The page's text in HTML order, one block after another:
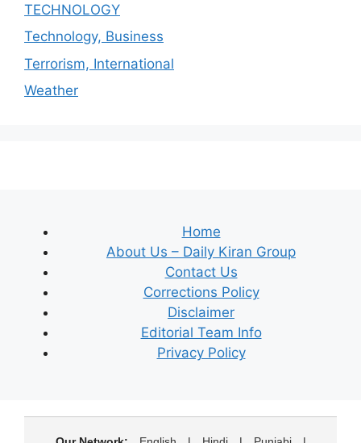
TECHNOLOGY
Technology, Business
Terrorism, International
Weather
Home
About Us – Daily Kiran Group
Contact Us
Corrections Policy
Disclaimer
Editorial Team Info
Privacy Policy